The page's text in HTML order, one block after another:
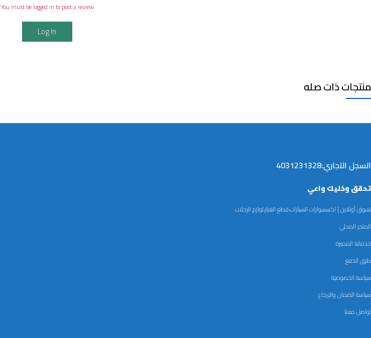
You must be logged in to post a review
Log In
منتجات ذات صله
السجل التجاري:4031231328
تحقق وخليك واعي
تسوق أونلاين | اكسسوارات السيارات،قطع الغيار،لوازم الرحلات
المتجر المحلي
خدماتنا المميزة
طرق الدفع
سياسة الخصوصية
سياسة الضمان والإرجاع
تواصل معنا